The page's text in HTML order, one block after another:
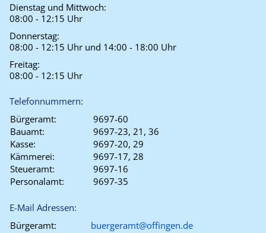
Dienstag und Mittwoch:
08:00 - 12:15 Uhr
Donnerstag:
08:00 - 12:15 Uhr und 14:00 - 18:00 Uhr
Freitag:
08:00 - 12:15 Uhr
Telefonnummern:
Bürgeramt:
9697-60
Bauamt:
9697-23, 21, 36
Kasse:
9697-20, 29
Kämmerei:
9697-17, 28
Steueramt:
9697-16
Personalamt:
9697-35
E-Mail Adressen:
Bürgeramt:
buergeramt@offingen.de